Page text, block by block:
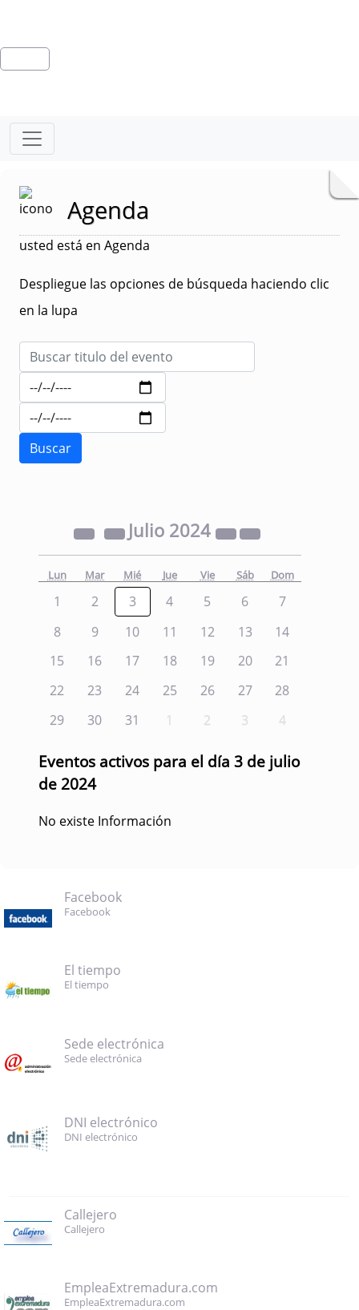
Agenda
usted está en Agenda
Despliegue las opciones de búsqueda haciendo clic
en la lupa
Julio 2024
Lun Mar Mié Jue Vie Sáb Dom
1 2 3 4 5 6
7
8
9 10 11 12 13
14
15
16 17 18 19 20
21
22
23 24 25 26 27
28
29
30 31 1 2 3 4
Eventos activos para el día 3 de julio
de 2024
No existe Información
Facebook
Facebook
El tiempo
El tiempo
Sede electrónica
Sede electrónica
DNI electrónico
DNI electrónico
Callejero
Callejero
EmpleaExtremadura.com
EmpleaExtremadura.com